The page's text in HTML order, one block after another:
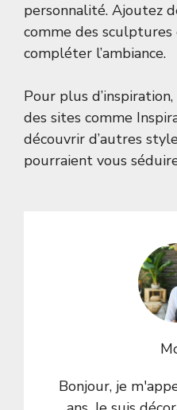
personnalité. Ajoutez
comme des
compléter l’ambiance.
Pour plus
des sites comme
découvrir d’autres
pourraient vous
Bonjour, je